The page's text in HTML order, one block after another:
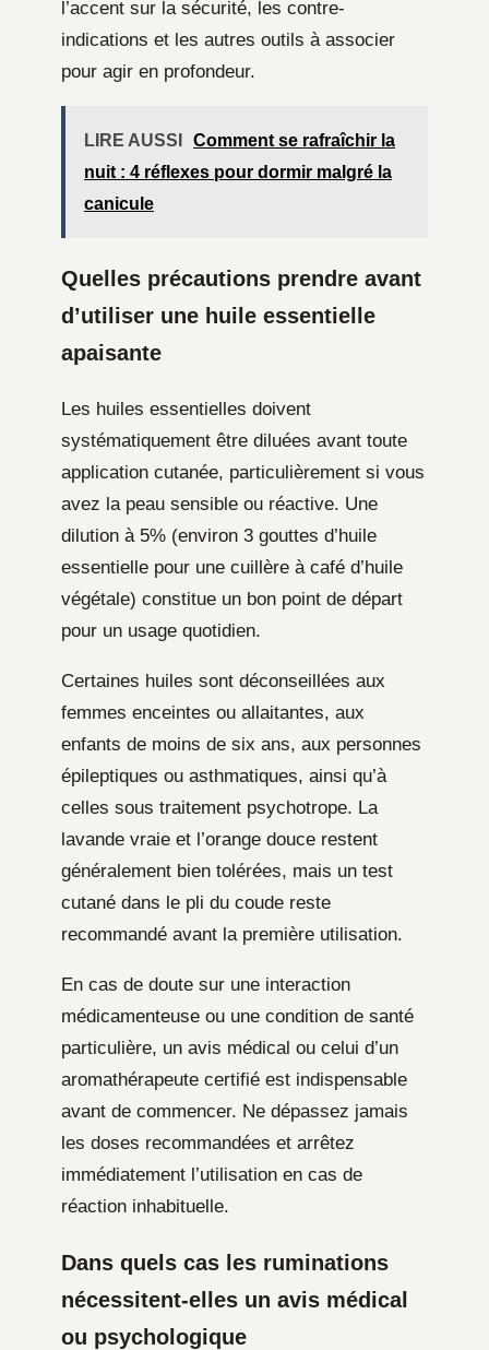
l’accent sur la sécurité, les contre-
indications et les autres outils à associer
pour agir en profondeur.
LIRE AUSSI
Comment se rafraîchir la
nuit : 4 réflexes pour dormir malgré la
canicule
Quelles précautions prendre avant
d’utiliser une huile essentielle
apaisante
Les huiles essentielles doivent
systématiquement être diluées avant toute
application cutanée, particulièrement si vous
avez la peau sensible ou réactive. Une
dilution à 5% (environ 3 gouttes d’huile
essentielle pour une cuillère à café d’huile
végétale) constitue un bon point de départ
pour un usage quotidien.
Certaines huiles sont déconseillées aux
femmes enceintes ou allaitantes, aux
enfants de moins de six ans, aux personnes
épileptiques ou asthmatiques, ainsi qu’à
celles sous traitement psychotrope. La
lavande vraie et l’orange douce restent
généralement bien tolérées, mais un test
cutané dans le pli du coude reste
recommandé avant la première utilisation.
En cas de doute sur une interaction
médicamenteuse ou une condition de santé
particulière, un avis médical ou celui d’un
aromathérapeute certifié est indispensable
avant de commencer. Ne dépassez jamais
les doses recommandées et arrêtez
immédiatement l’utilisation en cas de
réaction inhabituelle.
Dans quels cas les ruminations
nécessitent-elles un avis médical
ou psychologique